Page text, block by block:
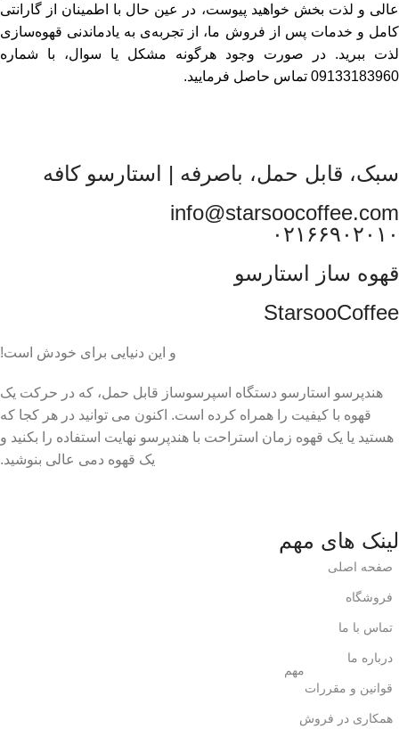
عالی و لذت بخش خواهید پیوست، در عین حال با اطمینان از گارانتی
کامل و خدمات پس از فروش ما، از تجربه‌ی به یادماندنی قهوه‌سازی
لذت ببرید. در صورت وجود هرگونه مشکل یا سوال، با شماره
09133183960 تماس حاصل فرمایید.
سبک، قابل حمل، باصرفه | استارسو کافه
info@starsoocoffee.com
۰۲۱۶۶۹۰۲۰۱۰
قهوه ساز استارسو
StarsooCoffee
و این دنیایی برای خودش است!
هندپرسو استارسو دستگاه اسپرسوساز قابل حمل، که در حرکت یک
قهوه با کیفیت را همراه کرده است. اکنون می توانید در هر کجا که
هستید یا یک قهوه زمان استراحت با هندپرسو نهایت استفاده را بکنید و
یک قهوه دمی عالی بنوشید.
لینک های مهم
صفحه اصلی
فروشگاه
تماس با ما
درباره ما
قوانین و مقررات
مهم
همکاری در فروش